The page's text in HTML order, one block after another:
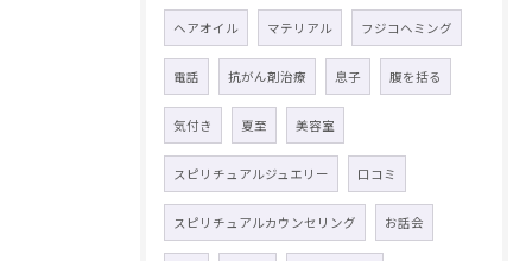
ヘアオイル マテリアル フジコヘミング
電話 抗がん剤治療 息子 腹を括る
気付き 夏至 美容室
スピリチュアルジュエリー 口コミ
スピリチュアルカウンセリング お話会